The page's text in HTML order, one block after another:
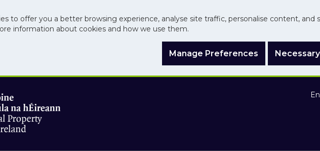
to offer you a better browsing experience, analyse site traffic, personalise content,
information about cookies and how we use them.
Manage Preferences